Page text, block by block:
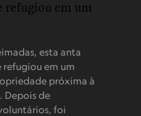
esta anta
refugiou em um
próxima à
Depois de
foi